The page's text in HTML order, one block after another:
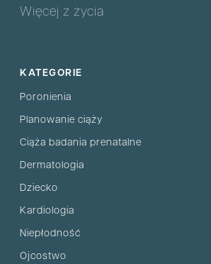
Więcej z życia
KATEGORIE
Poronienia
Planowanie ciąży
Ciąża badania prenatalne
Dermatologia
Dziecko
Kardiologia
Niepłodność
Ojcostwo